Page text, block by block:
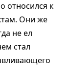
относился к
Они же
не ел
стал